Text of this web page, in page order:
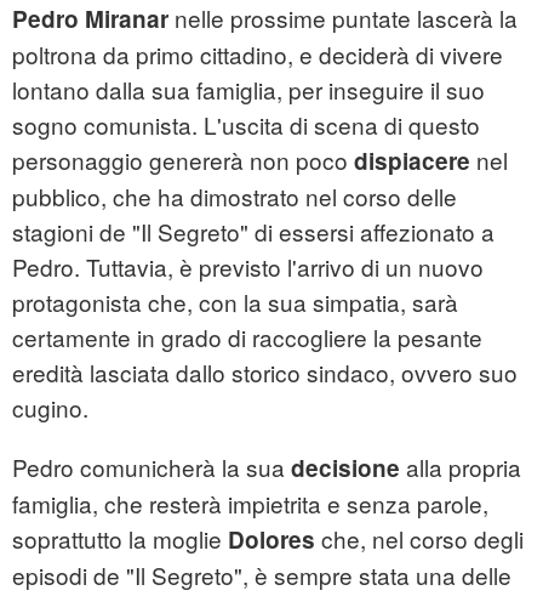
Pedro Miranar nelle prossime puntate lascerà la
poltrona da primo cittadino, e deciderà di vivere
lontano dalla sua famiglia, per inseguire il suo
sogno comunista. L'uscita di scena di questo
personaggio genererà non poco dispiacere nel
pubblico, che ha dimostrato nel corso delle
stagioni de "Il Segreto" di essersi affezionato a
Pedro. Tuttavia, è previsto l'arrivo di un nuovo
protagonista che, con la sua simpatia, sarà
certamente in grado di raccogliere la pesante
eredità lasciata dallo storico sindaco, ovvero suo
cugino.
Pedro comunicherà la sua decisione alla propria
famiglia, che resterà impietrita e senza parole,
soprattutto la moglie Dolores che, nel corso degli
episodi de "Il Segreto", è sempre stata una delle